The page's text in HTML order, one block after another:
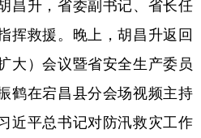
挥救援。晚上，胡昌升返回
大）会议暨省安全生产委员
鹤在宕昌县分会场视频主持
近平总书记对防汛救灾工作